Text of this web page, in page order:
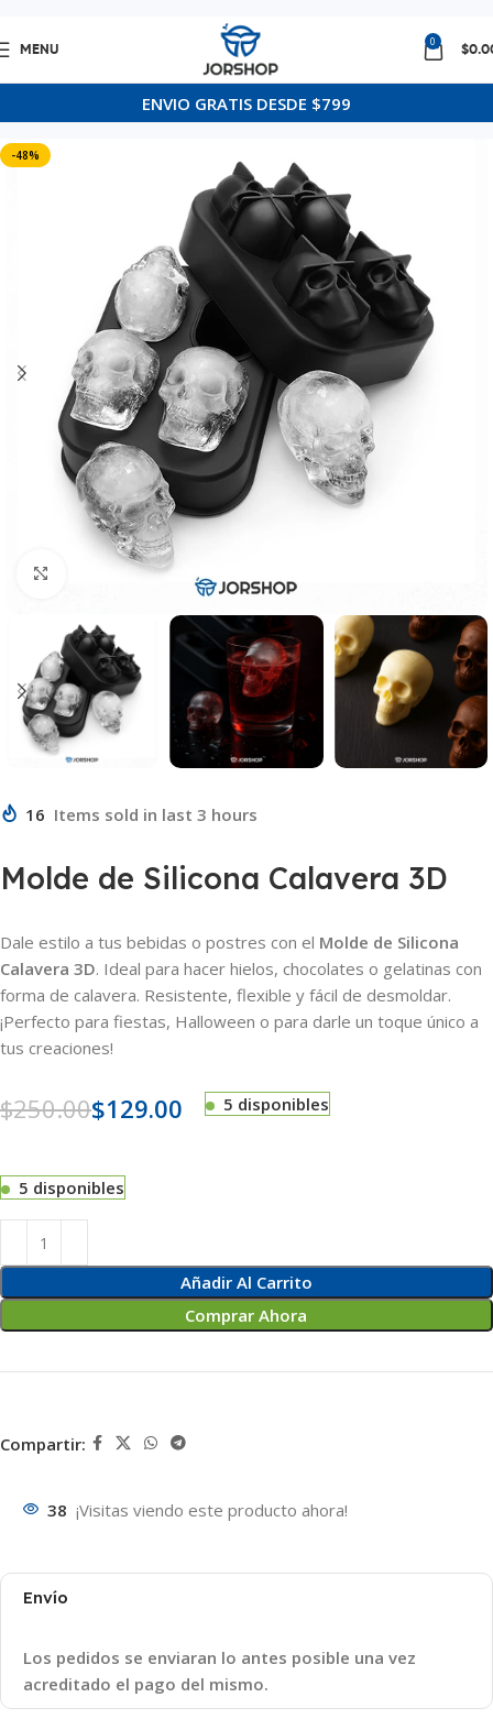
MENU
0
$
ENVIO GRATIS DESDE $799
Nuevos productos
-48%
Click to enlarge
16 Items sold in last 3 hours
Molde de Silicona Calavera 3D
Dale estilo a tus bebidas o postres con el Molde de Silicona
Calavera 3D. Ideal para hacer hielos, chocolates o gelatinas con
forma de calavera. Resistente, flexible y fácil de desmoldar.
¡Perfecto para fiestas, Halloween o para darle un toque único a
tus creaciones!
$250.00$129.00 5 disponibles
5 disponibles
Añadir Al Carrito
Comprar Ahora
Compartir:
38 ¡Visitas viendo este producto ahora!
Envío
Los pedidos se enviaran lo antes posible una vez
acreditado el pago del mismo.